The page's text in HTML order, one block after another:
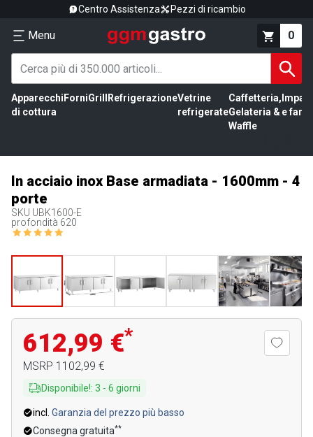
Centro Assistenza Pezzi di ricambio
Menu 0
Apparecchi
di cottura
ForniGrill RefrigerazioneVetrine
refrigerate
Caffetteria,
Gelateria &
Waffle
e
In acciaio inox Base armadiata - 1600mm - 4
porte
SKU UBK1600-E
profondità 620
612,99 €*
MSRP 1102,99 €
Disponibile!: 3 - 6 giorni
incl. Garanzia del prezzo più basso
Consegna gratuita**